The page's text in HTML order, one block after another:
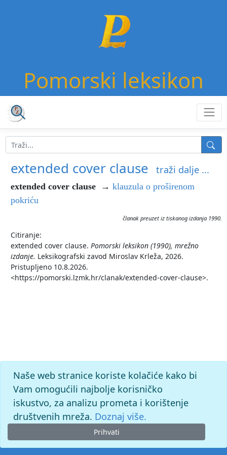
Pomorski leksikon
extended cover clause traži dalje ...
extended cover clause → klauzula o proširenom
pokriću
članak preuzet iz tiskanog izdanja 1990.
Citiranje:
extended cover clause. Pomorski leksikon (1990), mrežno
izdanje. Leksikografski zavod Miroslav Krleža, 2026.
Pristupljeno 10.8.2026.
<https://pomorski.lzmk.hr/clanak/extended-cover-clause>.
Naše web stranice koriste kolačiće kako bi
Vam omogućili najbolje korisničko
iskustvo, za analizu prometa i korištenje
društvenih mreža. Doznaj više.
Prihvati
© 2026. -Leksikografski zavodMiroslav Krleža